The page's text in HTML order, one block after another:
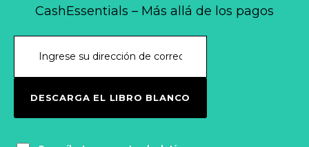
CashEssentials – Más allá de los pagos
DESCARGA EL LIBRO BLANCO